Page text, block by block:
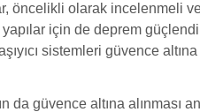
öncelikli olarak incelenmeli
için de deprem
sistemleri güvence altına
da güvence altına alınması